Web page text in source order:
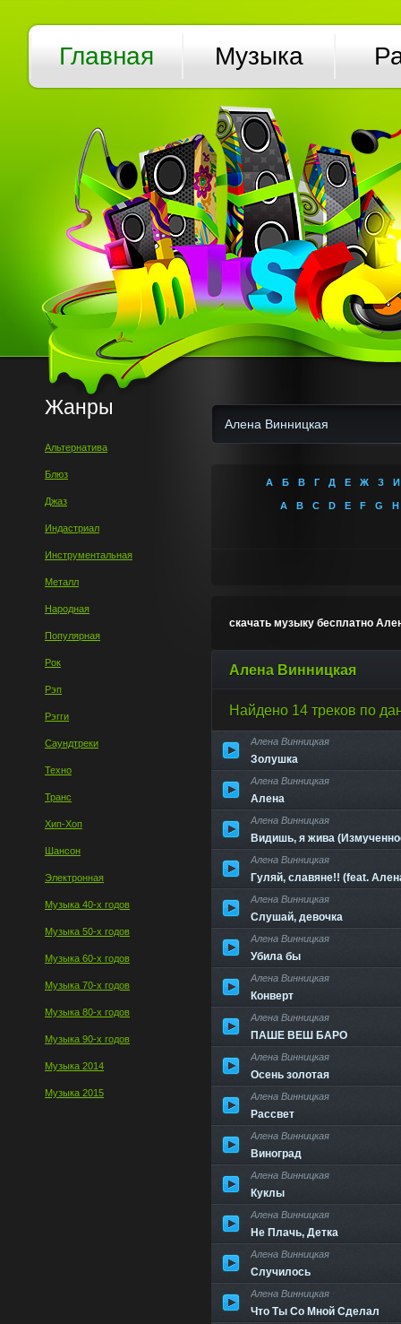
Главная Музыка
Жанры
Альтернатива
Блюз
Джаз
Индастриал
Инструментальная
Металл
Народная
Популярная
Рок
Рэп
Рэгги
Саундтреки
Техно
Транс
Хип-Хоп
Шансон
Электронная
Музыка 40-х годов
Музыка 50-х годов
Музыка 60-х годов
Музыка 70-х годов
Музыка 80-х годов
Музыка 90-х годов
Музыка 2014
Музыка 2015
А Б В Г Д Е Ж З И
A B C D E F G H
скачать музыку бесплатно
Алена Винницкая
Найдено 14 треков по
Алена Винницкая
Золушка
Алена Винницкая
Алена
Алена Винницкая
Видишь, я жива
Алена Винницкая
Гуляй, славяне!! (feat.
Алена Винницкая
Слушай, девочка
Алена Винницкая
Убила бы
Алена Винницкая
Конверт
Алена Винницкая
ПАШЕ ВЕШ БАРО
Алена Винницкая
Осень золотая
Алена Винницкая
Рассвет
Алена Винницкая
Виноград
Алена Винницкая
Куклы
Алена Винницкая
Не Плачь, Детка
Алена Винницкая
Случилось
Алена Винницкая
Что Ты Со Мной Сделал